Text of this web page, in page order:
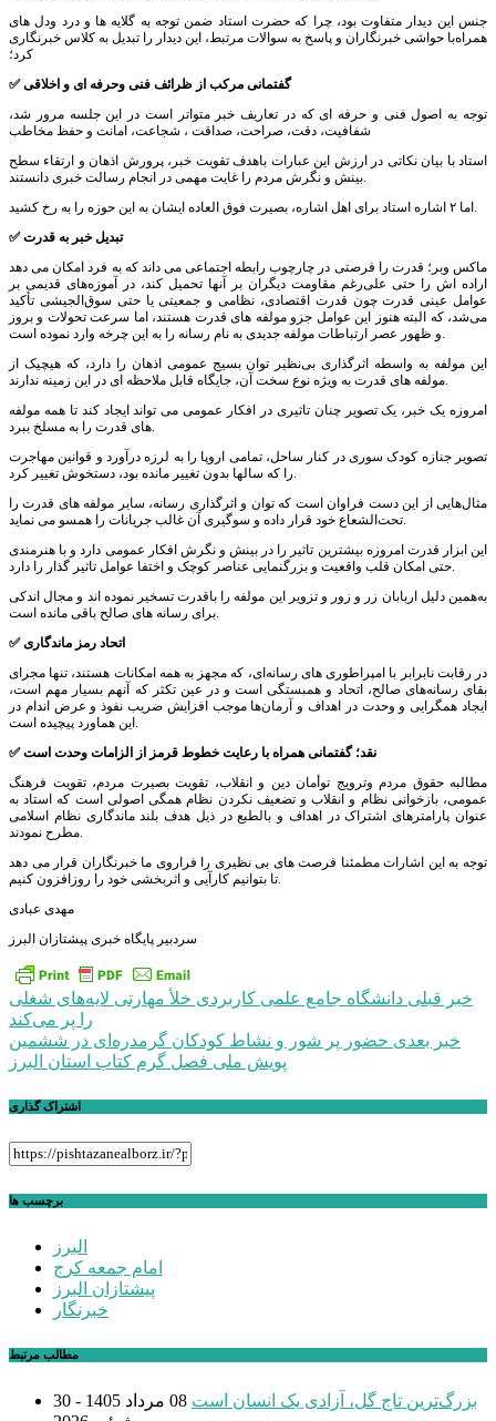
جنس این دیدار متفاوت بود، چرا که حضرت استاد ضمن توجه به گلایه ها و درد ودل های
همراه‌با حواشی خبرنگاران و پاسخ به سوالات مرتبط، این دیدار را تبدیل به کلاس خبرنگاری
کرد؛
✅ گفتمانی مرکب از ظرائف فنی وحرفه ای و اخلاقی
توجه به اصول فنی و حرفه ای که در تعاریف خبر متواتر است در این جلسه مرور شد،
شفافیت، دقت، صراحت، صداقت ، شجاعت، امانت و حفظ مخاطب
استاد با بیان نکاتی در ارزش این عبارات باهدف تقویت خبر، پرورش اذهان و ارتقاء سطح
بینش و نگرش مردم را غایت مهمی در انجام رسالت خبری دانستند.
اما ٢ اشاره استاد برای اهل‌ اشاره، بصیرت فوق العاده ایشان به این حوزه را به رخ کشید.
✅ تبدیل خبر به قدرت
ماکس وبر؛ قدرت را فرصتی در چارچوب رابطه اجتماعی می داند که به فرد امکان می دهد
اراده اش را حتی علی‌رغم مقاومت دیگران بر آنها تحمیل کند، در آموزه‌های قدیمی بر
عوامل عینی قدرت چون قدرت اقتصادی، نظامی و جمعیتی یا حتی سوق‌الجیشی تأکید
می‌شد، که البته هنوز این عوامل جزو مولفه های قدرت هستند، اما سرعت تحولات و بروز
و ظهور عصر ارتباطات مولفه جدیدی به نام رسانه را به این چرخه وارد نموده است.
این مولفه به واسطه اثرگذاری بی‌نظیر توان بسیج عمومی اذهان را دارد، که هیچیک از
مولفه های قدرت به ویژه نوع سخت آن، جایگاه قابل ملاحظه ای در این زمینه ندارند.
امروزه یک خبر، یک تصویر چنان تاثیری در افکار عمومی می تواند ایجاد کند تا همه مولفه
های قدرت را به مسلخ ببرد.
تصویر جنازه کودک سوری در کنار ساحل، تمامی اروپا را به لرزه درآورد و قوانين مهاجرت
را که سالها بدون تغییر مانده بود، دستخوش تغییر کرد.
مثال‌هایی از این دست فراوان است که توان و اثرگذاری رسانه، سایر مولفه های قدرت را
تحت‌الشعاع خود قرار داده و سوگیری آن غالب جریانات را همسو می نماید.
این ابزار قدرت امروزه بیشترین تاثیر را در بینش و نگرش افکار عمومی دارد و با هنرمندی
حتی امکان قلب واقعیت و بزرگنمایی عناصر کوچک و اختفا عوامل تاثیر گذار را دارد.
به‌همین دلیل اربابان زر و زور و تزویر این مولفه را باقدرت تسخیر نموده اند و مجال اندکی
برای رسانه های صالح باقی مانده است.
✅ اتحاد رمز ماندگاری
در رقابت نابرابر با امپراطوری های رسانه‌ای، که مجهز به همه امکانات هستند، تنها مجرای
بقای رسانه‌های صالح، اتحاد و همبستگی است و در عین تکثر که آنهم بسیار مهم است،
ایجاد همگرایی و وحدت در اهداف و آرمان‌ها موجب افزایش ضریب نفوذ و عرض اندام در
این هماورد پیچیده است.
✅ نقد؛ گفتمانی همراه با رعایت خطوط قرمز از الزامات وحدت است
مطالبه حقوق مردم وترویج توأمان دین و انقلاب، تقویت بصیرت مردم، تقویت فرهنگ
عمومی، بازخوانی نظام و انقلاب و تضعیف نکردن نظام همگی اصولی است که استاد به
عنوان پارامترهای اشتراک در اهداف و بالطبع در ذیل هدف بلند ماندگاری نظام اسلامی
مطرح نمودند.
توجه به این اشارات مطمئنا فرصت های بی نظیری را فراروی ما خبرنگاران قرار می دهد
تا بتوانیم کارآیی و اثربخشی خود را روزافزون کنیم.
مهدی عبادی
سردبیر پایگاه خبری پیشتازان البرز
راهبری
نوشته
خبر قبلی دانشگاه جامع علمی کاربردی خلأ مهارتی لایه‌های شغلی
را پر می‌کند
خبر بعدی حضور پر شور و نشاط کودکان گرمدره‌ای در ششمین
پویش ملی فصل گرم کتاب استان البرز
اشتراک گذاری
برچسب ها
البرز
امام جمعه کرج
پیشتازان البرز
خبرنگار
مطالب مرتبط
بزرگ‌ترین تاج گل، آزادی یک انسان است
08 مرداد 1405 - 30